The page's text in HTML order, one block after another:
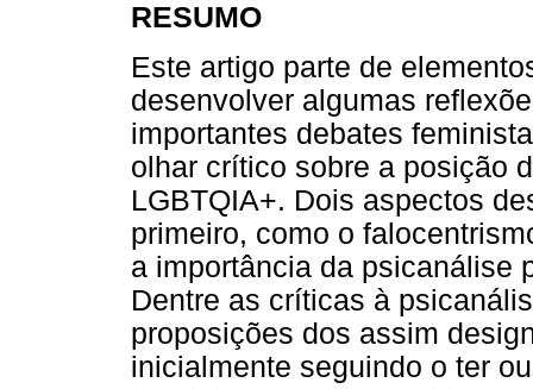
RESUMO
Este artigo parte de
desenvolver algumas
importantes debates
olhar crítico sobre a posição
LGBTQIA+. Dois aspectos
primeiro, como o
a importância da psicanálise
Dentre as críticas à
proposições dos assim
inicialmente seguindo o ter